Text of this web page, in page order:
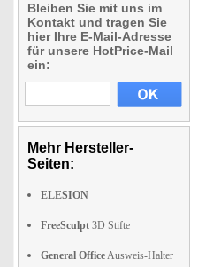
Bleiben Sie mit uns im
Kontakt und tragen Sie
hier Ihre E-Mail-Adresse
für unsere HotPrice-Mail
ein:
Mehr Hersteller-
Seiten:
ELESION
FreeSculpt 3D Stifte
General OfficeAusweis-Halter